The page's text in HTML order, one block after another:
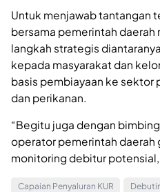
Untuk menjawab tantangan
bersama pemerintah
langkah strategis
kepada masyarakat dan
basis pembiayaan ke sektor
dan perikanan.
“Begitu juga dengan
operator pemerintah daerah
monitoring debitur
Capaian Penyaluran KUR
Debutir